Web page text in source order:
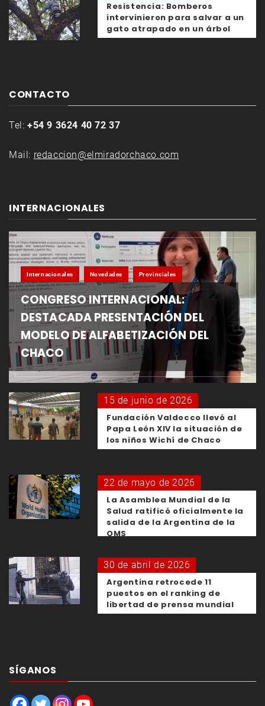
Resistencia: Bomberos
intervinieron para salvar a un
gato atrapado en un árbol
CONTACTO
Tel: +54 9 3624 40 72 37
Mail: redaccion@elmiradorchaco.com
INTERNACIONALES
Internacionales Novedades Provinciales
CONGRESO INTERNACIONAL:
DESTACADA PRESENTACIÓN DEL
MODELO DE ALFABETIZACIÓN DEL
CHACO
15 de junio de 2026
Fundación Valdocco llevó al
Papa León XIV la situación de
los niños Wichí de Chaco
22 de mayo de 2026
La Asamblea Mundial de la
Salud ratificó oficialmente la
salida de la Argentina de la
OMS
30 de abril de 2026
Argentina retrocede 11
puestos en el ranking de
libertad de prensa mundial
SÍGANOS